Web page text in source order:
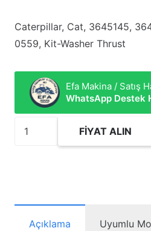
Caterpillar, Cat, 3645145,
0559, Kit-Washer Thrust
Efa Makina / Satış
WhatsApp Destek
3645145
FIYAT ALIN
Açıklama Uyumlu